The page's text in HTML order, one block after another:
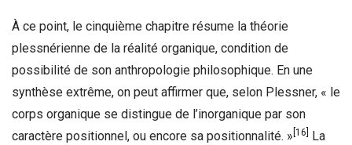
À ce point, le cinquième chapitre résume la théorie
plessnérienne de la réalité organique, condition de
possibilité de son anthropologie philosophique. En une
synthèse extrême, on peut affirmer que, selon Plessner, « le
corps organique se distingue de l’inorganique par son
caractère positionnel, ou encore sa positionnalité. » [16]
La